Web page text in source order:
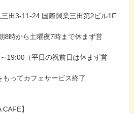
田3-11-24 国際興業三田第2ビル1F
8時から土曜夜7時まで休まず営
19:00（平日の祝前日は休まず営
ってカフェサービス終了
】